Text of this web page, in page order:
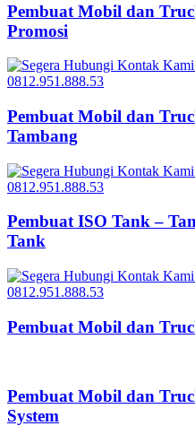
Pembuat Mobil dan
Promosi
Pembuat Mobil dan
Tambang
Pembuat ISO Tank –
Tank
Pembuat Mobil dan
Pembuat Mobil dan
System